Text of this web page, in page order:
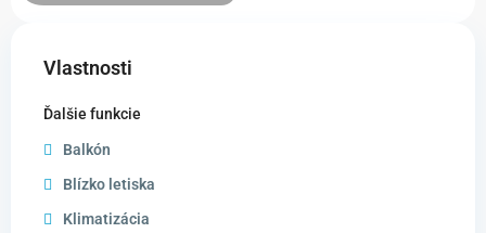
Vlastnosti
Ďalšie funkcie
Balkón
Blízko letiska
Klimatizácia